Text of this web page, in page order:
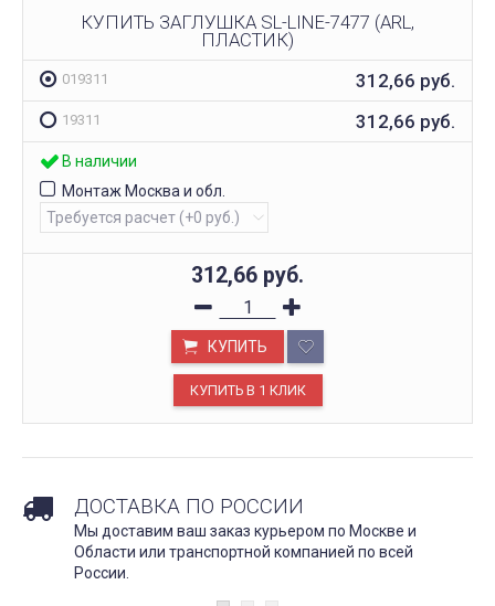
КУПИТЬ ЗАГЛУШКА SL-LINE-7477 (ARL,
ПЛАСТИК)
019311 312,66 руб.
19311 312,66 руб.
В наличии
Монтаж Москва и обл.
312,66 руб.
КУПИТЬ
ДОСТАВКА ПО РОССИИ
Мы доставим ваш заказ курьером по Москве и
Области или транспортной компанией по всей
России.